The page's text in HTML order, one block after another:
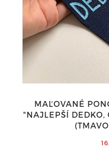
MAĽOVANÉ
"NAJLEPŠÍ DEDKO,